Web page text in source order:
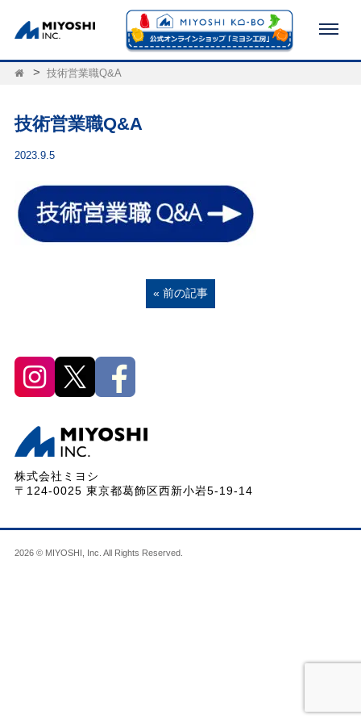
技術営業職Q&A
技術営業職Q&A
2023.9.5
« 前の記事
株式会社ミヨシ
〒124-0025 東京都葛飾区西新小岩5-19-14
2026 © MIYOSHI, Inc. All Rights Reserved.